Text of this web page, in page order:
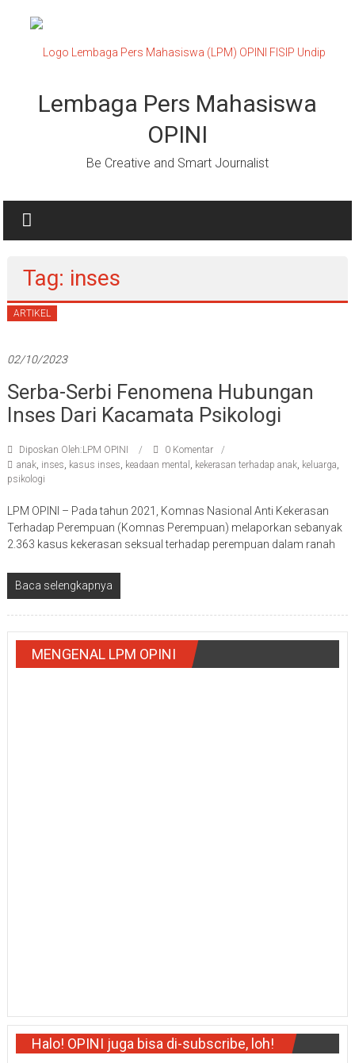
Lembaga Pers Mahasiswa
OPINI
Be Creative and Smart Journalist
Tag: inses
ARTIKEL
02/10/2023
Serba-Serbi Fenomena Hubungan
Inses Dari Kacamata Psikologi
Diposkan Oleh:LPM OPINI
0 Komentar
anak, inses, kasus inses, keadaan mental , kekerasan terhadap anak, keluarga,
psikologi
LPM OPINI – Pada tahun 2021, Komnas Nasional Anti Kekerasan
Terhadap Perempuan (Komnas Perempuan) melaporkan sebanyak
2.363 kasus kekerasan seksual terhadap perempuan dalam ranah
Baca selengkapnya
MENGENAL LPM OPINI
Halo! OPINI juga bisa di-subscribe, loh!